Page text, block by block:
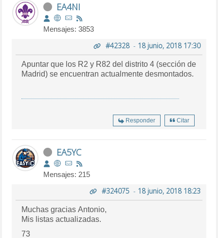
EA4NI
Mensajes: 3853
#42328- 18 junio, 2018 17:30
Apuntar que los R2 y R82 del distrito 4 (sección de
Madrid) se encuentran actualmente desmontados.
Responder Citar
EA5YC
Mensajes: 215
#324075- 18 junio, 2018 18:23
Muchas gracias Antonio,
Mis listas actualizadas.
73